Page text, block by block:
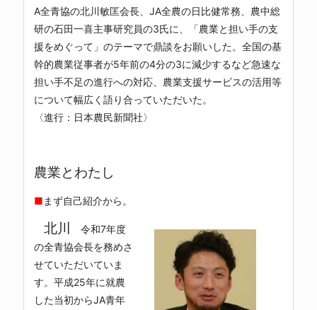
A全青協の北川敏匡会長、JA全農の日比健常務、農中総
研の石田一喜主事研究員の3氏に、「農業と担い手の支
援をめぐって」のテーマで鼎談をお願いした。全国の基
幹的農業従事者が5年前の4分の3に減少するなど急速な
担い手不足の進行への対応、農業支援サービスの活用等
について幅広く語り合っていただいた。
〈進行：日本農民新聞社〉
農業とわたし
■ まず自己紹介から。
北川
令和7年度
の全青協会長を務めさ
せていただいていま
す。平成25年に就農
した当初からJA青年